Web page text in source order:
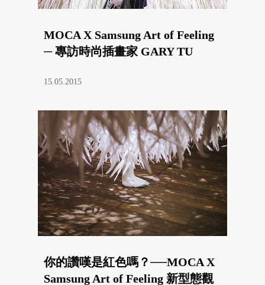
MOCA X Samsung Art of Feeling
─ 專訪時尚插畫家 GARY TU
15.05.2015
你的讚嘆是紅色嗎？──MOCA X
Samsung Art of Feeling 新型態觀